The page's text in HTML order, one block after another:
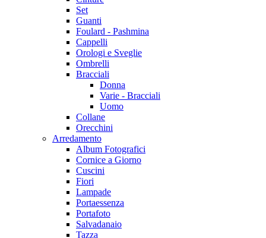
Set
Guanti
Foulard - Pashmina
Cappelli
Orologi e Sveglie
Ombrelli
Bracciali
Donna
Varie - Bracciali
Uomo
Collane
Orecchini
Arredamento
Album Fotografici
Cornice a Giorno
Cuscini
Fiori
Lampade
Portaessenza
Portafoto
Salvadanaio
Tazza